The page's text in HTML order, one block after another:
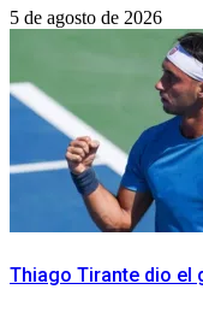
5 de agosto de 2026
Thiago Tirante dio el